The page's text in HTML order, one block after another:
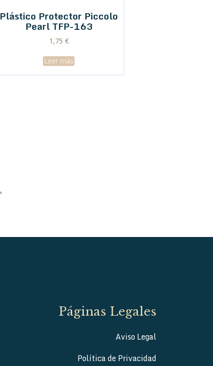
Plástico Protector Piccolo
Pearl TFP-163
1,75 €
Leer más
Páginas Legales
Aviso Legal
Política de Privacidad